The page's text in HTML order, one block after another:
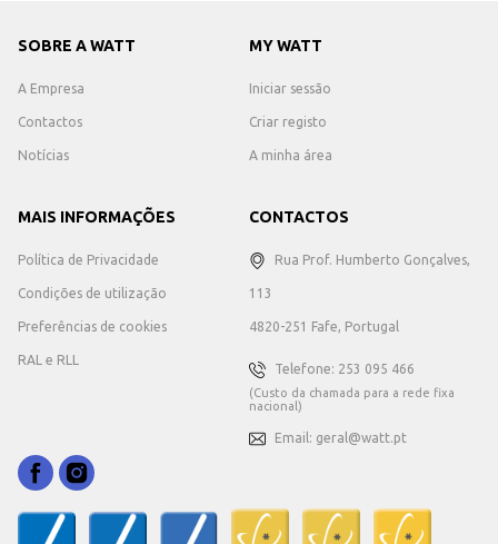
SOBRE A WATT
A Empresa
Contactos
Notícias
MY WATT
Iniciar sessão
Criar registo
A minha área
MAIS INFORMAÇÕES
Política de Privacidade
Condições de utilização
Preferências de cookies
RAL e RLL
CONTACTOS
Rua Prof. Humberto Gonçalves,
113
4820-251 Fafe, Portugal
Telefone: 253 095 466
(Custo da chamada para a rede fixa
nacional)
Email: geral@watt.pt